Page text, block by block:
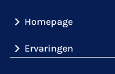
Homepage
Ervaringen